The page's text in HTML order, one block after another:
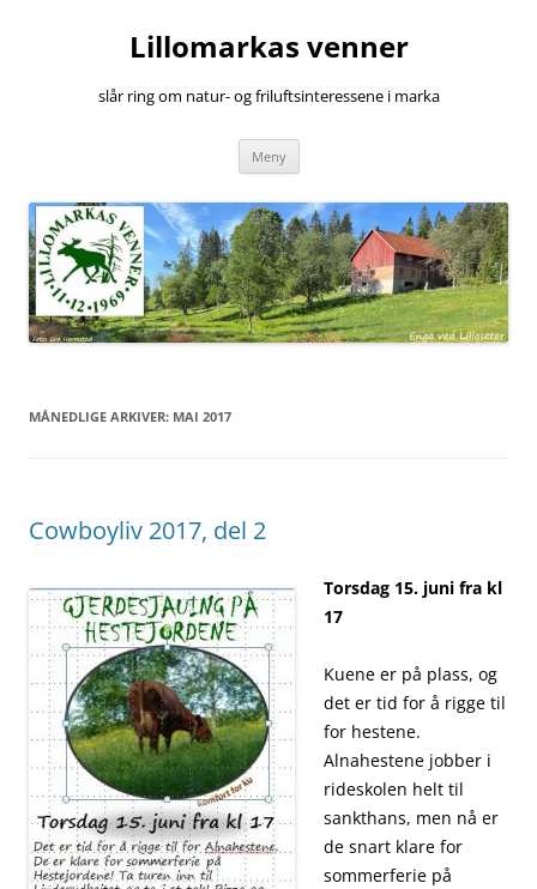
Lillomarkas venner
slår ring om natur- og friluftsinteressene i marka
Meny
MÅNEDLIGE ARKIVER: MAI 2017
Cowboyliv 2017, del 2
Torsdag 15. juni fra kl
17
Kuene er på plass, og
det er tid for å rigge til
for hestene.
Alnahestene jobber i
rideskolen helt til
sankthans, men nå er
de snart klare for
sommerferie på